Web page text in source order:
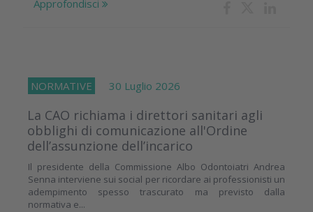
Approfondisci
NORMATIVE 30 Luglio 2026
La CAO richiama i direttori sanitari agli
obblighi di comunicazione all'Ordine
dell’assunzione dell’incarico
Il presidente della Commissione Albo Odontoiatri Andrea
Senna interviene sui social per ricordare ai professionisti un
adempimento spesso trascurato ma previsto dalla
normativa e...